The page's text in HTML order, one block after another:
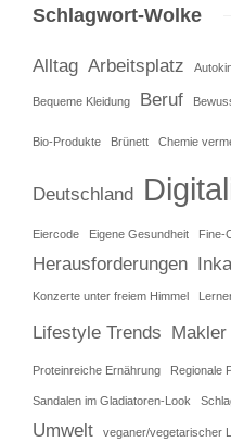
Schlagwort-Wolke
Alltag Arbeitsplatz
Bequeme Kleidung Beruf
Bio-Produkte Brünett Chemie
Deutschland
Eiercode Eigene Gesundheit Fine-
Herausforderungen
Konzerte unter freiem Himmel
Lifestyle Trends Makler
Proteinreiche Ernährung Regionale
Sandalen im Gladiatoren-Look
Umwelt veganer/vegetarischer